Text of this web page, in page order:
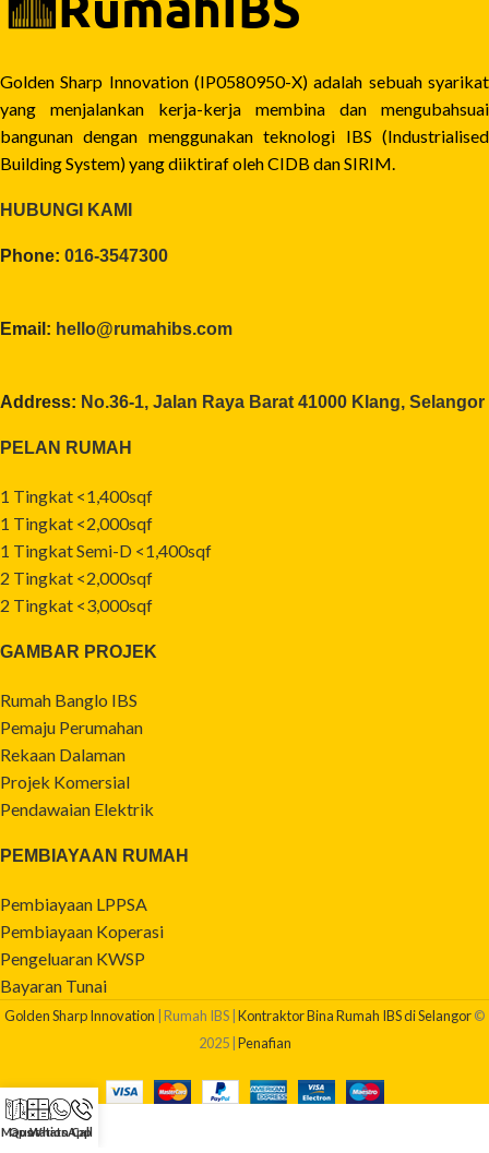
Golden Sharp Innovation (IP0580950-X) adalah sebuah syarikat
yang menjalankan kerja-kerja membina dan mengubahsuai
bangunan dengan menggunakan teknologi IBS (Industrialised
Building System) yang diiktiraf oleh CIDB dan SIRIM.
HUBUNGI KAMI
Phone: 016-3547300
Email: hello@rumahibs.com
Address: No.36-1, Jalan Raya Barat 41000 Klang, Selangor
PELAN RUMAH
1 Tingkat <1,400sqf
1 Tingkat <2,000sqf
1 Tingkat Semi-D <1,400sqf
2 Tingkat <2,000sqf
2 Tingkat <3,000sqf
GAMBAR PROJEK
Rumah Banglo IBS
Pemaju Perumahan
Rekaan Dalaman
Projek Komersial
Pendawaian Elektrik
PEMBIAYAAN RUMAH
Pembiayaan LPPSA
Pembiayaan Koperasi
Pengeluaran KWSP
Bayaran Tunai
Golden Sharp Innovation | Rumah IBS |Kontraktor Bina Rumah IBS di Selangor©
2025 |Penafian
Maps
Quotation
WhatsApp
Call